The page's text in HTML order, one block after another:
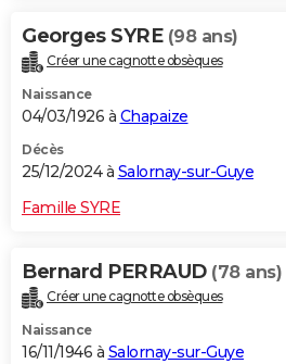
Georges SYRE (98 ans)
Créer une cagnotte obsèques
Naissance
04/03/1926 à Chapaize
Décès
25/12/2024 à Salornay-sur-Guye
Famille SYRE
Bernard PERRAUD (78 ans)
Créer une cagnotte obsèques
Naissance
16/11/1946 à Salornay-sur-Guye